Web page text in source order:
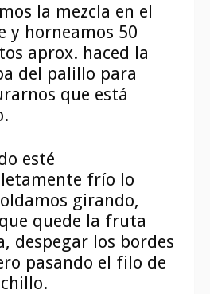
la mezcla en el
y horneamos 50
aprox. haced la
del palillo para
que está
esté
frío lo
girando,
quede la fruta
despegar los bordes
pasando el filo de